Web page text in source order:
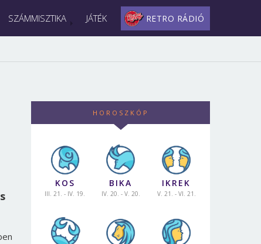
SZÁMMISZTIKA JÁTÉK RETRO RÁDIÓ
HOROSZKÓP
KOS
III. 21. - IV. 19.
BIKA
IV. 20. - V. 20.
IKREK
V. 21. - VI. 21.